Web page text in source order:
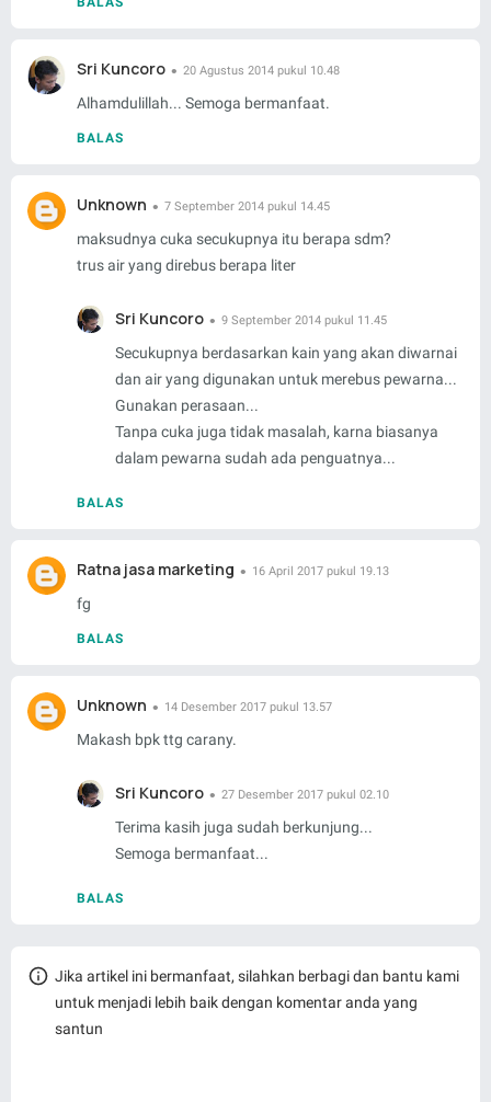
Sri Kuncoro 20 Agustus 2014 pukul 10.48
Alhamdulillah... Semoga bermanfaat.
BALAS
Unknown 7 September 2014 pukul 14.45
maksudnya cuka secukupnya itu berapa sdm?
trus air yang direbus berapa liter
BALAS
Sri Kuncoro 9 September 2014 pukul 11.45
Secukupnya berdasarkan kain yang akan diwarnai
dan air yang digunakan untuk merebus pewarna...
Gunakan perasaan...
Tanpa cuka juga tidak masalah, karna biasanya
dalam pewarna sudah ada penguatnya...
Ratna jasa marketing 16 April 2017 pukul 19.13
fg
BALAS
Unknown 14 Desember 2017 pukul 13.57
Makash bpk ttg carany.
BALAS
Sri Kuncoro 27 Desember 2017 pukul 02.10
Terima kasih juga sudah berkunjung...
Semoga bermanfaat...
Jika artikel ini bermanfaat, silahkan berbagi dan bantu kami
untuk menjadi lebih baik dengan komentar anda yang
santun